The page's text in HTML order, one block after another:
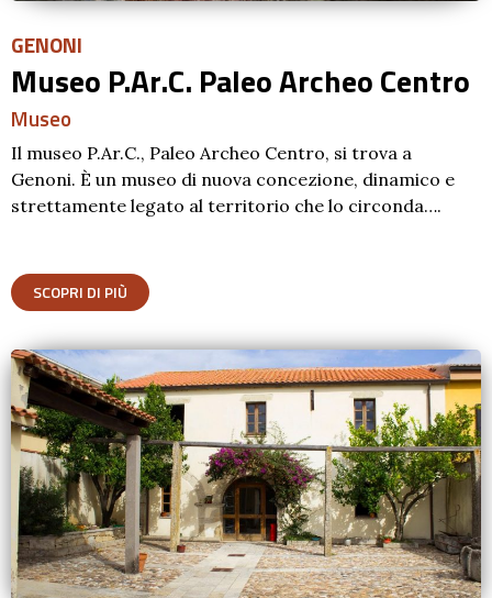
GENONI
Museo P.Ar.C. Paleo Archeo Centro
Museo
Il museo P.Ar.C., Paleo Archeo Centro, si trova a
Genoni. È un museo di nuova concezione, dinamico e
strettamente legato al territorio che lo circonda….
SCOPRI DI PIÙ